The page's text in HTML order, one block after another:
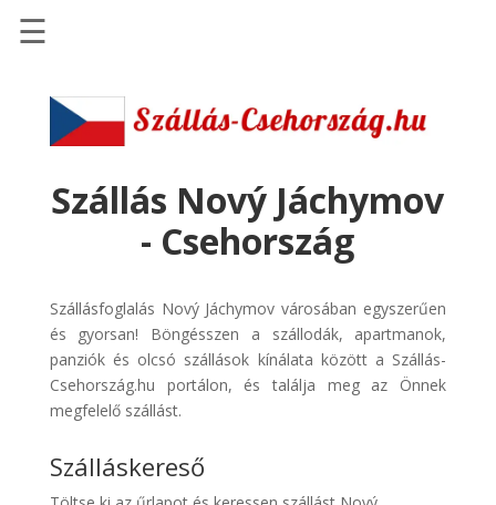
Szállások
Szállásinfo.eu
pénzvisszatérítéssel
Discover
Cars
Transzfer
Kiwi
Taxi
☰
Szállás Nový Jáchymov
- Csehország
Szállásfoglalás Nový Jáchymov városában egyszerűen
és gyorsan! Böngésszen a szállodák, apartmanok,
panziók és olcsó szállások kínálata között a Szállás-
Csehország.hu portálon, és találja meg az Önnek
megfelelő szállást.
Szálláskereső